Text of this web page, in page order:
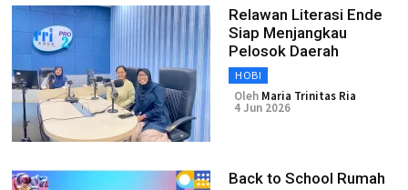
Relawan Literasi Ende
Siap Menjangkau
Pelosok Daerah
HOBI
Oleh Maria Trinitas Ria
4 Jun 2026
Back to School Rumah